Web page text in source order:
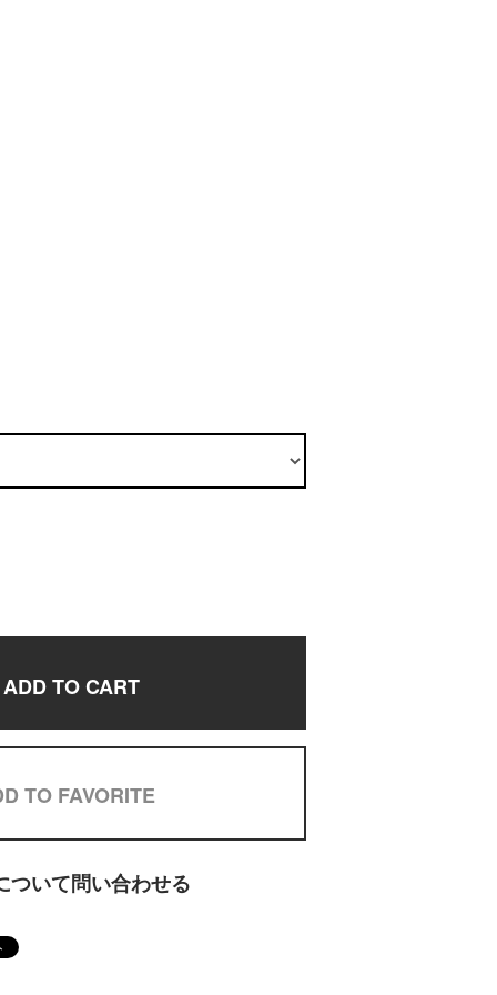
ADD TO CART
TO FAVORITE
ついて問い合わせる